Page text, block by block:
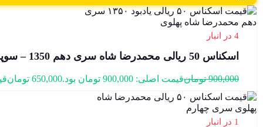
4 در انبار
اسکناس 50 ریالی محمدرضا شاه سری دهم 1350 – سوپر بانکی – 961259
900,000 تومانقیمت اصلی: 900,000 تومان بود. 650,000 تومان
1 در انبار